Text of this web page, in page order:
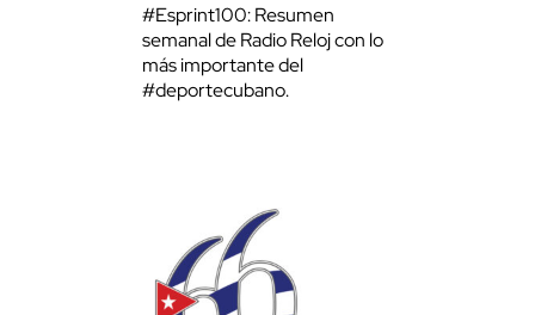
#Esprint100: Resumen
semanal de Radio Reloj con lo
más importante del
#deportecubano.